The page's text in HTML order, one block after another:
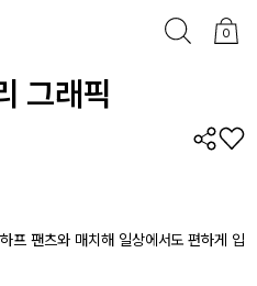
0
그래픽
프 팬츠와 매치해 일상에서도 편하게 입